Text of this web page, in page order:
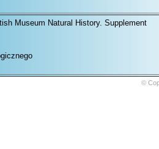
Museum Natural History. Supplement
©